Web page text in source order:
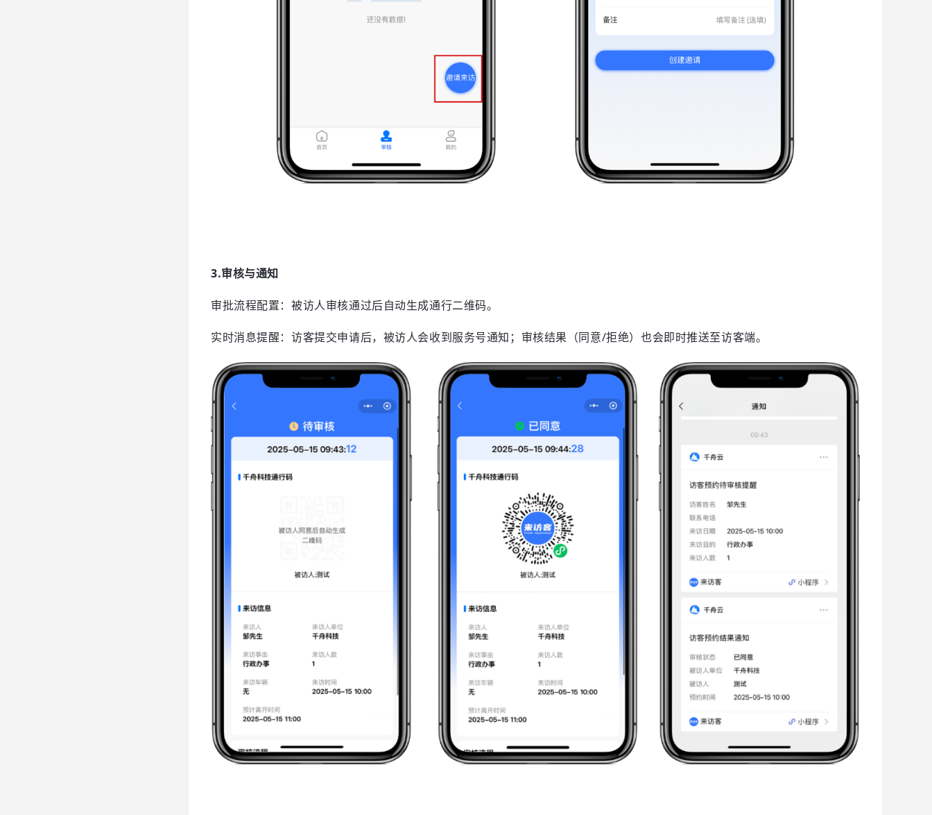
3.审核与通知
审批流程配置：被访人审核通过后自动生成通行二维码。
实时消息提醒：访客提交申请后，被访人会收到服务号通知；审核结果（同意/拒绝）也会即时推送至访客端。